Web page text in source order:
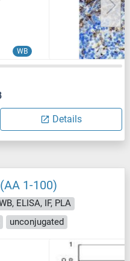
WB
Details
1-100)
ELISA, IF, PLA
unconjugated